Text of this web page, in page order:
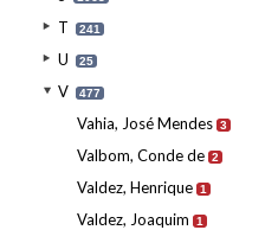
T 241
U 25
V 477
Vahia, José Mendes 3
Valbom, Conde de 2
Valdez, Henrique 1
Valdez, Joaquim 1